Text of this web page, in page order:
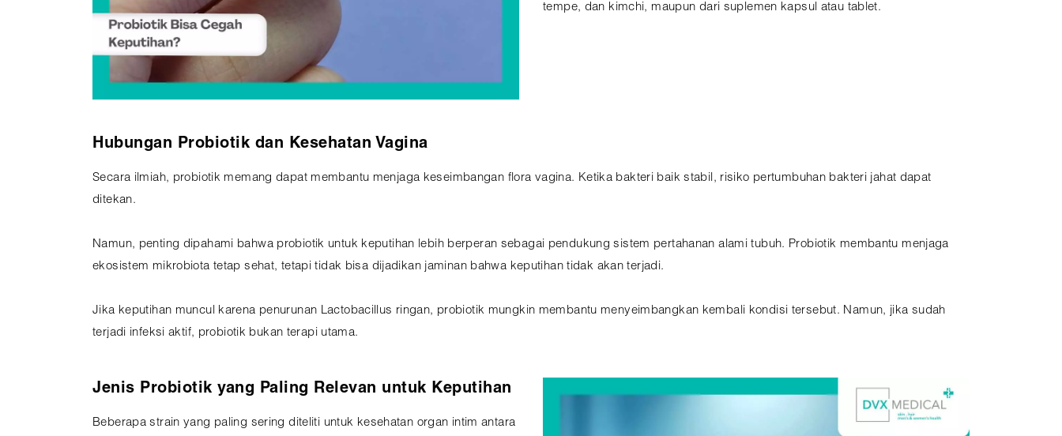
tempe, dan kimchi, maupun dari suplemen kapsul atau tablet.
Hubungan Probiotik dan Kesehatan Vagina
Secara ilmiah, probiotik memang dapat membantu menjaga keseimbangan flora vagina. Ketika bakteri baik stabil, risiko pertumbuhan bakteri jahat dapat
ditekan.
Namun, penting dipahami bahwa probiotik untuk keputihan lebih berperan sebagai pendukung sistem pertahanan alami tubuh. Probiotik membantu menjaga
ekosistem mikrobiota tetap sehat, tetapi tidak bisa dijadikan jaminan bahwa keputihan tidak akan terjadi.
Jika keputihan muncul karena penurunan Lactobacillus ringan, probiotik mungkin membantu menyeimbangkan kembali kondisi tersebut. Namun, jika sudah
terjadi infeksi aktif, probiotik bukan terapi utama.
Jenis Probiotik yang Paling Relevan untuk Keputihan
Beberapa strain yang paling sering diteliti untuk kesehatan organ intim antara